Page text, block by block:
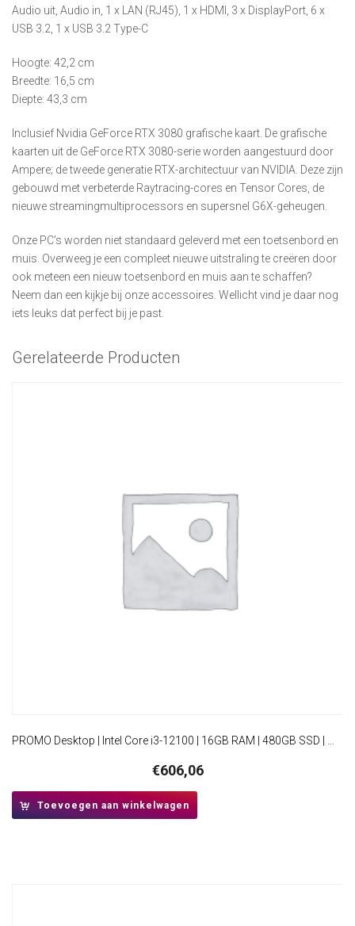
Audio uit, Audio in, 1 x LAN (RJ45), 1 x HDMI, 3 x DisplayPort, 6 x
USB 3.2, 1 x USB 3.2 Type-C
Hoogte: 42,2 cm
Breedte: 16,5 cm
Diepte: 43,3 cm
Inclusief Nvidia GeForce RTX 3080 grafische kaart. De grafische
kaarten uit de GeForce RTX 3080-serie worden aangestuurd door
Ampere; de tweede generatie RTX-architectuur van NVIDIA. Deze zijn
gebouwd met verbeterde Raytracing-cores en Tensor Cores, de
nieuwe streamingmultiprocessors en supersnel G6X-geheugen.
Onze PC’s worden niet standaard geleverd met een toetsenbord en
muis. Overweeg je een compleet nieuwe uitstraling te creëren door
ook meteen een nieuw toetsenbord en muis aan te schaffen?
Neem dan een kijkje bij onze accessoires. Wellicht vind je daar nog
iets leuks dat perfect bij je past.
Gerelateerde Producten
€606,06
Toevoegen aan winkelwagen